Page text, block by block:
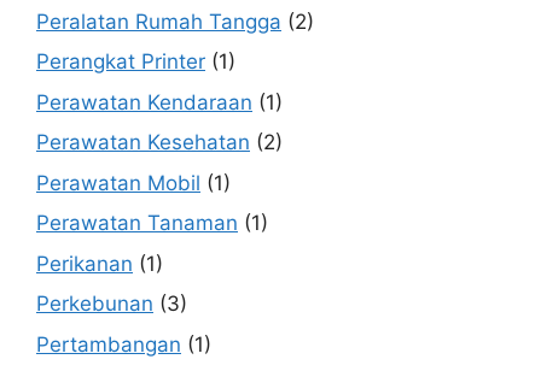
Peralatan Rumah Tangga (2)
Perangkat Printer (1)
Perawatan Kendaraan (1)
Perawatan Kesehatan (2)
Perawatan Mobil (1)
Perawatan Tanaman (1)
Perikanan (1)
Perkebunan (3)
Pertambangan (1)